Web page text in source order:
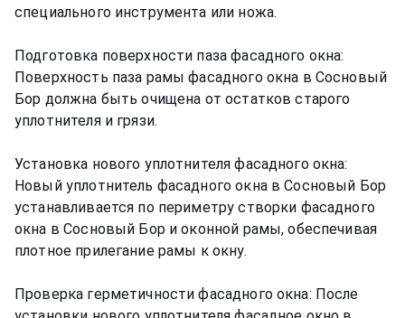
специального инструмента или ножа.
Подготовка поверхности паза фасадного окна:
Поверхность паза рамы фасадного окна в Сосновый
Бор должна быть очищена от остатков старого
уплотнителя и грязи.
Установка нового уплотнителя фасадного окна:
Новый уплотнитель фасадного окна в Сосновый Бор
устанавливается по периметру створки фасадного
окна в Сосновый Бор и оконной рамы, обеспечивая
плотное прилегание рамы к окну.
Проверка герметичности фасадного окна: После